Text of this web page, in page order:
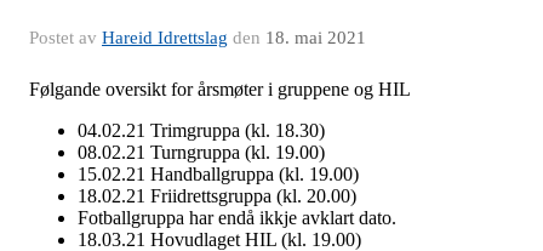
Postet av Hareid Idrettslag den 18. mai 2021
Følgande oversikt for årsmøter i gruppene og HIL
04.02.21 Trimgruppa (kl. 18.30)
08.02.21 Turngruppa (kl. 19.00)
15.02.21 Handballgruppa (kl. 19.00)
18.02.21 Friidrettsgruppa (kl. 20.00)
Fotballgruppa har endå ikkje avklart dato.
18.03.21 Hovudlaget HIL (kl. 19.00)